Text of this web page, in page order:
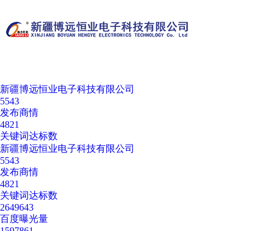
新疆博远恒业电子科技有限公司
5543
发布商情
4821
关键词达标数
新疆博远恒业电子科技有限公司
5543
发布商情
4821
关键词达标数
2649643
百度曝光量